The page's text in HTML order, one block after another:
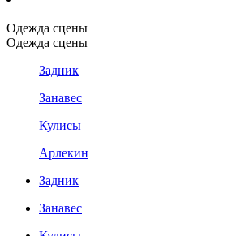
Одежда сцены
Одежда сцены
Задник
Занавес
Кулисы
Арлекин
Задник
Занавес